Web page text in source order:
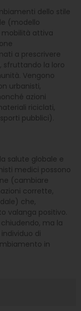
dello stile
(modello
attiva
a prescrivere
sfruttando la loro
Vengono
urbanisti,
azioni
riciclati,
pubblici).
salute globale e
medici possono
(cambiare
corrette,
che,
valanga positivo.
ma la
di
in